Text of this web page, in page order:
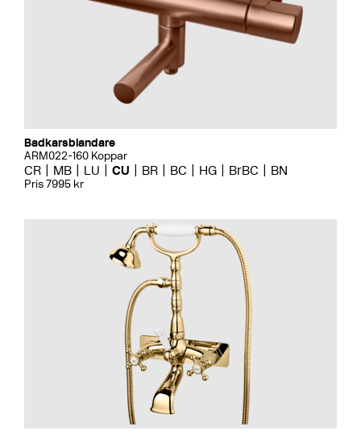
Badkarsblandare
ARM022-160 Koppar
CR MB LU CU BR BC HG BrBC BN
Pris 7995 kr